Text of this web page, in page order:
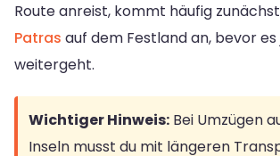
Route anreist, kommt häufig
Patras auf dem Festland an, bevor
weitergeht.
Wichtiger Hinweis: Bei Umzügen
Inseln musst du mit längeren